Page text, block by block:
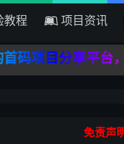
教程 项目资讯
项目分享平台，
免责声